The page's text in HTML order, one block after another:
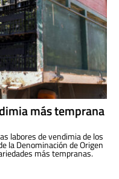
más temprana
labores de vendimia de los
la Denominación de Origen
más tempranas.